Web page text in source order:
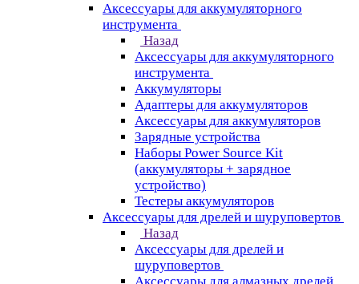
Аксессуары для аккумуляторного
инструмента
Назад
Аксессуары для аккумуляторного
инструмента
Aккумуляторы
Адаптеры для аккумуляторов
Аксессуары для аккумуляторов
Зарядные устройства
Наборы Power Source Kit
(аккумуляторы + зарядное
устройство)
Тестеры аккумуляторов
Аксессуары для дрелей и шуруповертов
Назад
Аксессуары для дрелей и
шуруповертов